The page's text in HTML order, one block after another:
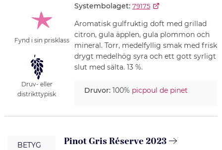
Fynd i sin prisklass
Druv- eller
distrikttypisk
Systembolaget: 79175
Aromatisk gulfruktig doft med grillad
citron, gula äpplen, gula plommon och
mineral. Torr, medelfyllig smak med frisk
drygt medelhög syra och ett gott syrligt
slut med sälta. 13 %.
Druvor:100% picpoul de pinet
BETYG Pinot Gris Réserve 2023